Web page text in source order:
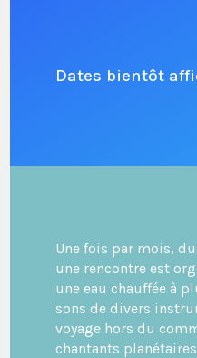
Dates bientôt
Une fois par mois,
une rencontre est
une eau chauffée à
sons de divers
voyage hors du
chantants